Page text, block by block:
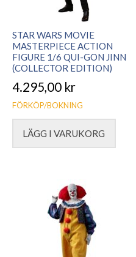
STAR WARS MOVIE
MASTERPIECE ACTION
FIGURE 1/6 QUI-GON JINN
(COLLECTOR EDITION)
4.295,00 kr
FÖRKÖP/BOKNING
LÄGG I VARUKORG